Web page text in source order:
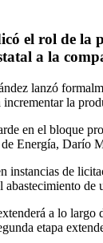
el rol de la
a la
lanzó
la
en el bloque
Energía, Darío
instancias de
a lo
etapa